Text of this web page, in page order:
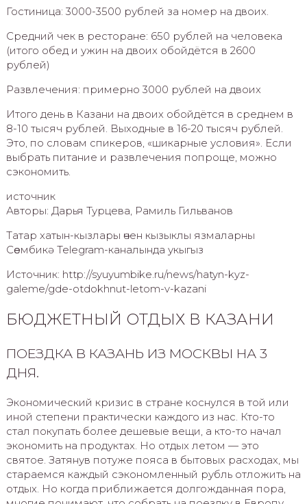
Гостиница: 3000-3500 рублей за номер на двоих.
Средний чек в ресторане: 650 рублей на человека
(итого обед и ужин на двоих обойдётся в 2600
рублей)
Развлечения: примерно 3000 рублей на двоих
Итого день в Казани на двоих обойдётся в среднем в
8-10 тысяч рублей. Выходные в 16-20 тысяч рублей.
Это, по словам спикеров, «шикарные условия». Если
выбрать питание и развлечения попроще, можно
сэкономить.
источник
Авторы: Дарья Турцева, Рамиль Гильванов
Татар хатын-кызлары өчен кызыклы язмаларны
Сөембикә Telegram-каналында укыгыз
Источник: http://syuyumbike.ru/news/hatyn-kyz-
galeme/gde-otdokhnut-letom-v-kazani
БЮДЖЕТНЫЙ ОТДЫХ В КАЗАНИ
ПОЕЗДКА В КАЗАНЬ ИЗ МОСКВЫ НА 3
ДНЯ.
Экономический кризис в стране коснулся в той или
иной степени практически каждого из нас. Кто-то
стал покупать более дешевые вещи, а кто-то начал
экономить на продуктах. Но отдых летом — это
святое. Затянув потуже пояса в бытовых расходах, мы
стараемся каждый сэкономленный рубль отложить на
отдых. Но когда приближается долгожданная пора,